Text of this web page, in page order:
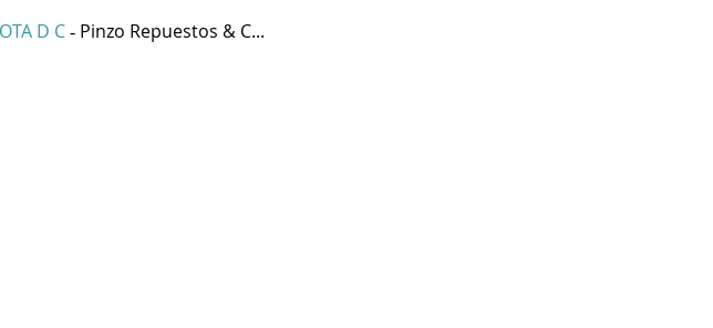
D C - Pinzo Repuestos & C...